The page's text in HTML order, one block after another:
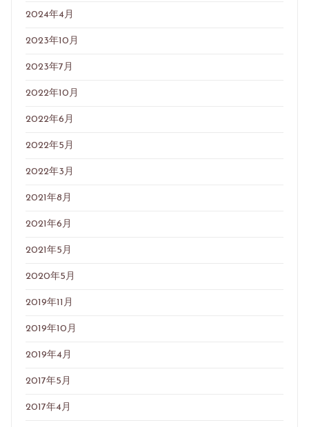
2024年4月
2023年10月
2023年7月
2022年10月
2022年6月
2022年5月
2022年3月
2021年8月
2021年6月
2021年5月
2020年5月
2019年11月
2019年10月
2019年4月
2017年5月
2017年4月